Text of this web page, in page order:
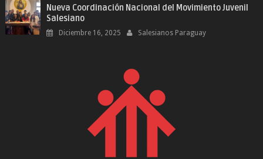
Nueva Coordinación Nacional del Movimiento Juvenil
Salesiano
Diciembre 16, 2025 Salesianos Paraguay